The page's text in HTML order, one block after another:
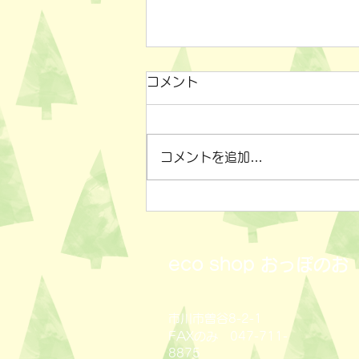
コメント
コメントを追加…
eco shop おっぽのお
市川市曽谷8-2-1
FAXのみ 047-711-
8875